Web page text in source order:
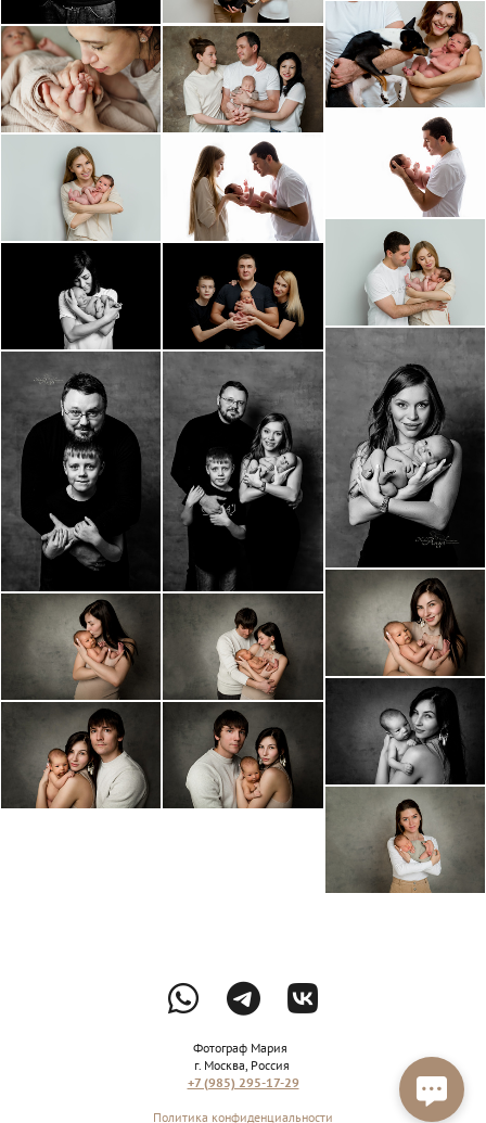
Фотограф Мария
г. Москва, Россия
+7 (985) 295-17-29
Политика конфиденциальности